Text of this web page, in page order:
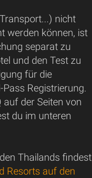
nicht
werden können, ist
separat zu
und den Test zu
für die
Registrierung.
auf der Seiten von
du im unteren
Thailands findest
Resorts auf den